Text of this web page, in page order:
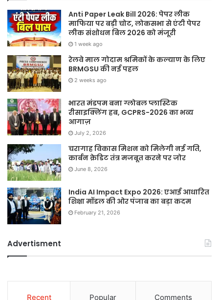
Anti Paper Leak Bill 2026: पेपर लीक
माफिया पर बड़ी चोट, लोकसभा से एंटी पेपर
लीक संशोधन बिल 2026 को मंजूरी
1 week ago
रेलवे माल गोदाम श्रमिकों के कल्याण के लिए
BRMGSU की नई पहल
2 weeks ago
भारत मंडपम बना ग्लोबल प्लास्टिक
रीसाइक्लिंग हब, GCPRS-2026 का भव्य
आगाज़
July 2, 2026
चरागाह विकास मिशन को मिलेगी नई गति,
कार्बन क्रेडिट तंत्र मजबूत करने पर जोर
June 8, 2026
India AI Impact Expo 2026: एआई आधारित
शिक्षा मॉडल की ओर पंजाब का बड़ा कदम
February 21, 2026
Advertisment
Recent Popular Comments